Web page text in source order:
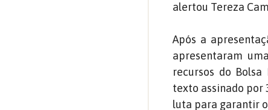
alertou Tereza
Após a
apresentaram
recursos do
texto assinado por
luta para garantir